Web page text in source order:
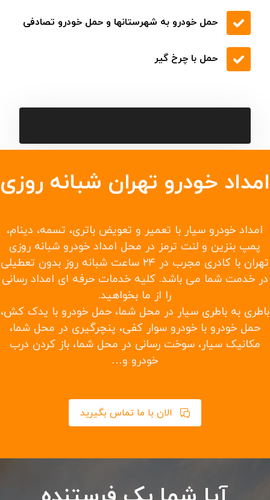
حمل خودرو به شهرستانها و حمل خودرو تصادفی
حمل با چرخ گیر
امداد خودرو تهران شبانه روزی
امداد خودرو سیار با تعمیر و تعویض باتری، تسمه، دینام،
پمپ بنزین و لنت ترمز در محل امداد خودرو شبانه روزی
تهران با کادری مجرب در ۲۴ ساعت شبانه روز بدون تعطیلی
در خدمت شما می باشد. کلیه خدمات حرفه ای امداد رسانی
را از ما بخواهید.
باطری به باطری سیار در محل شما، حمل خودرو با یدک کش،
حمل خودرو با خودرو سوار کفی، پنچرگیری در محل شما،
مکانیک سیار، سوخت رسانی در محل شما، باز کردن درب
خودرو و…
الان با ما تماس بگیرید